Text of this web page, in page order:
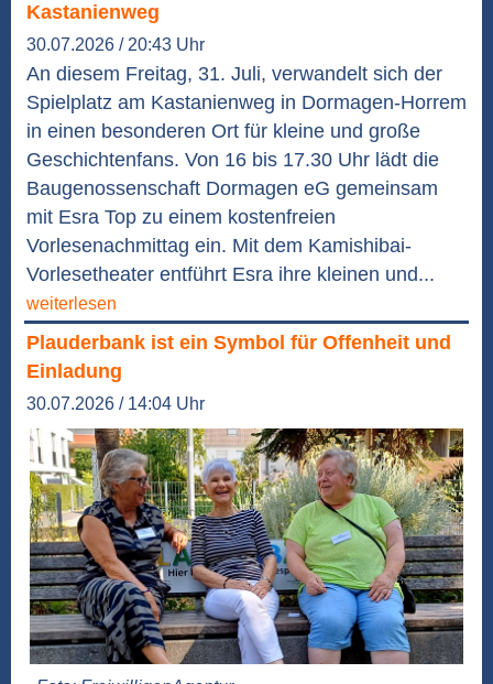
Kastanienweg
30.07.2026 / 20:43 Uhr
An diesem Freitag, 31. Juli, verwandelt sich der
Spielplatz am Kastanienweg in Dormagen-Horrem
in einen besonderen Ort für kleine und große
Geschichtenfans. Von 16 bis 17.30 Uhr lädt die
Baugenossenschaft Dormagen eG gemeinsam
mit Esra Top zu einem kostenfreien
Vorlesenachmittag ein. Mit dem Kamishibai-
Vorlesetheater entführt Esra ihre kleinen und...
weiterlesen
Plauderbank ist ein Symbol für Offenheit und
Einladung
30.07.2026 / 14:04 Uhr